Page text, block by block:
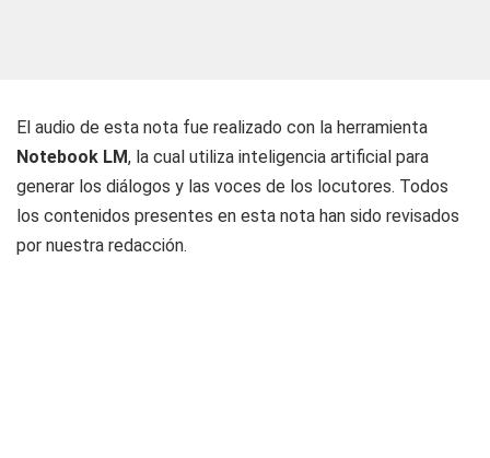
El audio de esta nota fue realizado con la herramienta
Notebook LM, la cual utiliza inteligencia artificial para
generar los diálogos y las voces de los locutores. Todos
los contenidos presentes en esta nota han sido revisados
por nuestra redacción.